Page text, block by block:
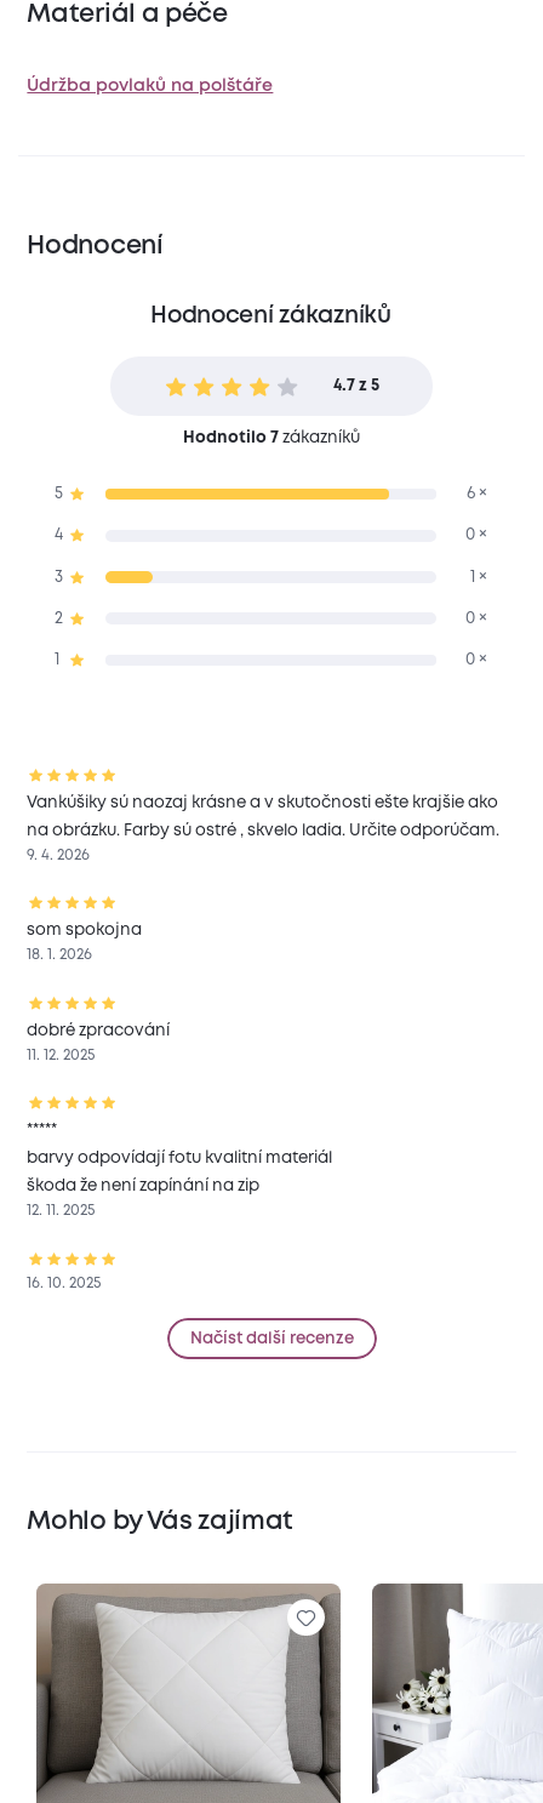
Materiál a péče
Údržba povlaků na polštáře
Hodnocení
Hodnocení zákazníků
4.7 z 5
Hodnotilo 7zákazníků
5 6 ×
4 0 ×
3 1 ×
2 0 ×
0 ×
Vankúšiky sú naozaj krásne a v skutočnosti ešte krajšie ako
na obrázku. Farby sú ostré , skvelo ladia. Určite odporúčam.
9. 4. 2026
som spokojna
18. 1. 2026
dobré zpracování
11. 12. 2025
*****
barvy odpovídají fotu kvalitní materiál
škoda že není zapínání na zip
12. 11. 2025
16. 10. 2025
Načíst další recenze
Mohlo by Vás zajímat